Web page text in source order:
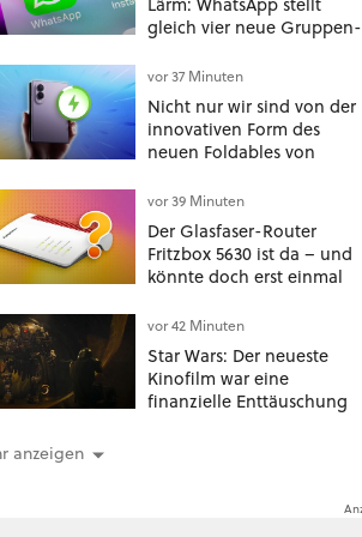
gleich vier neue Gruppen-
vor 37 Minuten
Nicht nur wir sind von der
innovativen Form des
neuen Foldables von
Handy stellt gerade auch
neue Vorbesteller-Rekorde
auf
vor 39 Minuten
Der Glasfaser-Router
Fritzbox 5630 ist da – und
könnte doch erst einmal
vor 42 Minuten
Star Wars: Der neueste
Kinofilm war eine
finanzielle Enttäuschung
anzeigen